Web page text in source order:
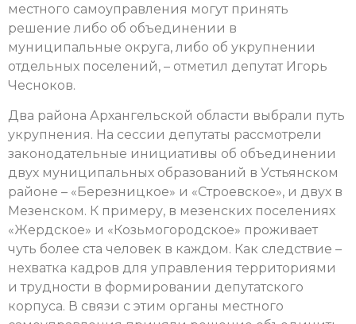
местного самоуправления могут принять
решение либо об объединении в
муниципальные округа, либо об укрупнении
отдельных поселений, – отметил депутат Игорь
Чесноков.
Два района Архангельской области выбрали путь
укрупнения. На сессии депутаты рассмотрели
законодательные инициативы об объединении
двух муниципальных образований в Устьянском
районе – «Березницкое» и «Строевское», и двух в
Мезенском. К примеру, в мезенских поселениях
«Жердское» и «Козьмогородское» проживает
чуть более ста человек в каждом. Как следствие –
нехватка кадров для управления территориями
и трудности в формировании депутатского
корпуса. В связи с этим органы местного